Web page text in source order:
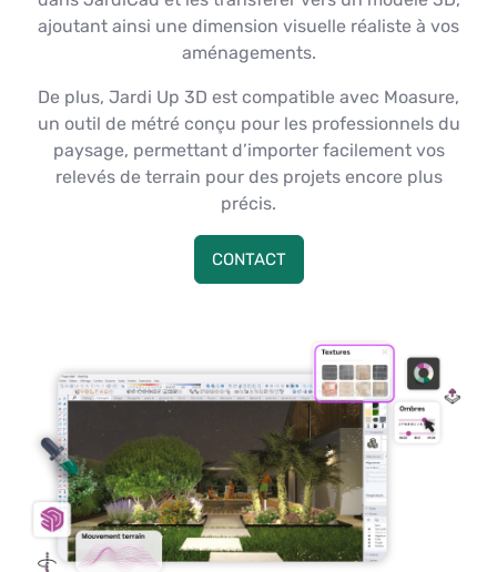
ajoutant ainsi une dimension visuelle réaliste à vos
aménagements.
De plus, Jardi Up 3D est compatible avec Moasure,
un outil de métré conçu pour les professionnels du
paysage, permettant d’importer facilement vos
relevés de terrain pour des projets encore plus
précis.
CONTACT